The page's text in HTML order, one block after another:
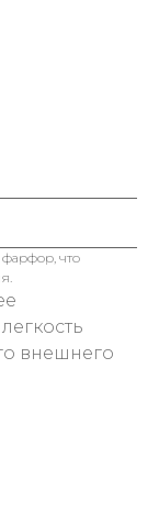
фарфор, что
внешнего